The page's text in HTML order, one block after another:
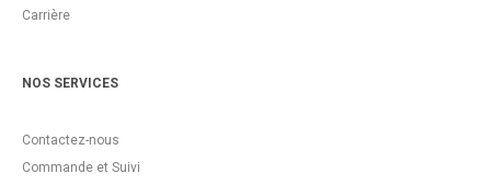
Carrière
NOS SERVICES
Contactez-nous
Commande et Suivi